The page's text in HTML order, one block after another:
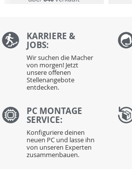
KARRIERE &
JOBS:
Wir suchen die Macher
von morgen! Jetzt
unsere offenen
Stellenangebote
entdecken.
PC MONTAGE
SERVICE:
Konfiguriere deinen
neuen PC und lasse ihn
von unseren Experten
zusammenbauen.